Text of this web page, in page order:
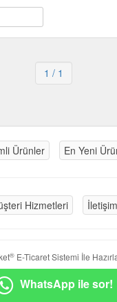
1 / 1
Ürünler En Yeni
Hizmetleri İletişim
®E-Ticaret Sistemi İle
WhatsApp ile sor!